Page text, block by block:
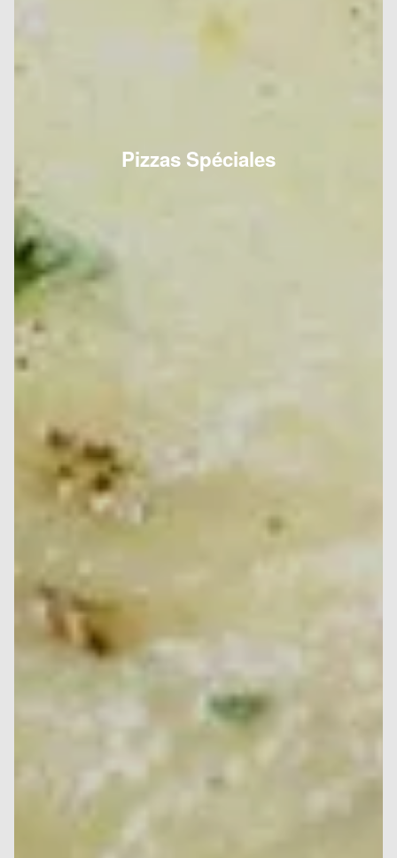
Pizzas Spéciales